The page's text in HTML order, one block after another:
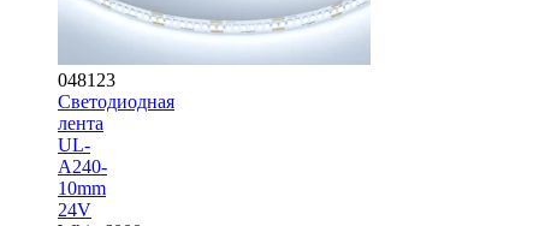
048123
Светодиодная
лента
UL-
A240-
10mm
24V